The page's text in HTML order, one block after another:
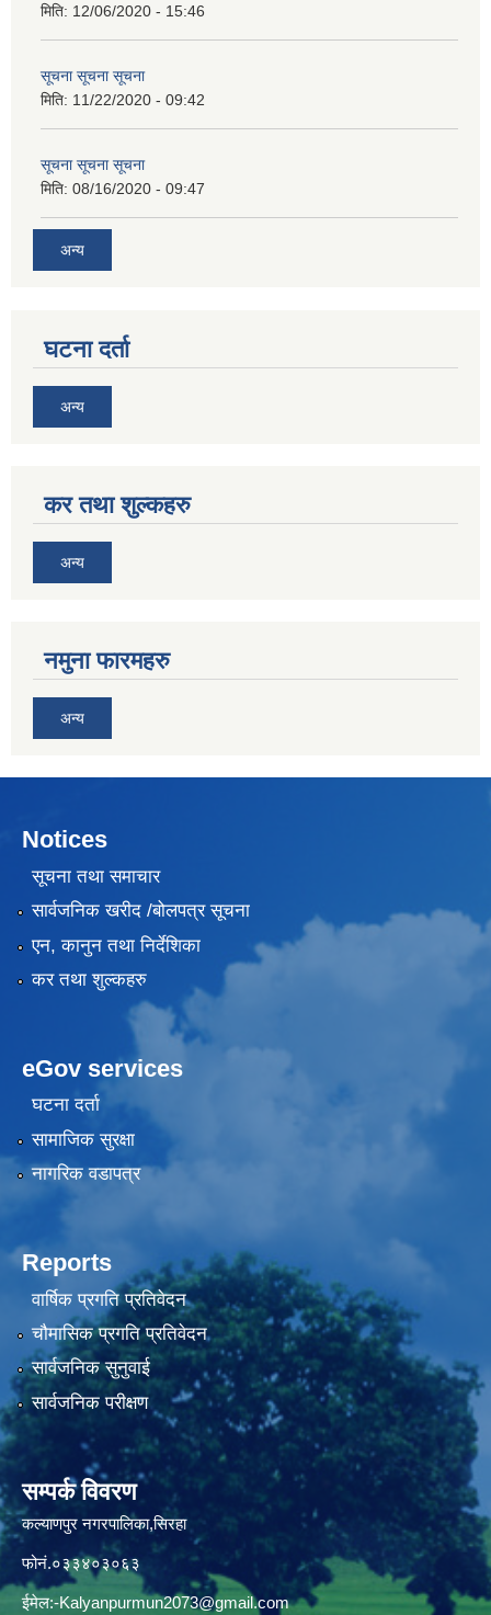
मिति: 12/06/2020 - 15:46
सूचना सूचना सूचना
मिति: 11/22/2020 - 09:42
सूचना सूचना सूचना
मिति: 08/16/2020 - 09:47
अन्य
घटना दर्ता
अन्य
कर तथा शुल्कहरु
अन्य
नमुना फारमहरु
अन्य
Notices
सूचना तथा समाचार
सार्वजनिक खरीद /बोलपत्र सूचना
एन, कानुन तथा निर्देशिका
कर तथा शुल्कहरु
eGov services
घटना दर्ता
सामाजिक सुरक्षा
नागरिक वडापत्र
Reports
वार्षिक प्रगति प्रतिवेदन
चौमासिक प्रगति प्रतिवेदन
सार्वजनिक सुनुवाई
सार्वजनिक परीक्षण
सम्पर्क विवरण
कल्याणपुर नगरपालिका,सिरहा
फोनं.०३३४०३०६३
ईमेल:-Kalyanpurmun2073@gmail.com